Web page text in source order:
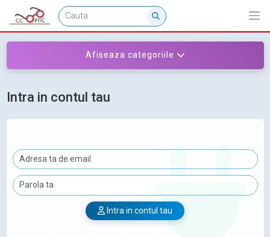
Afiseaza categoriile
Intra in contul tau
Intra in contul tau